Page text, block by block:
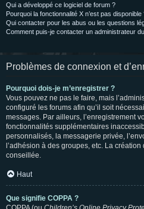
Qui a développé ce logiciel de forum ?
Pourquoi la fonctionnalité X n’est pas disponible
Qui contacter pour les abus ou les questions
Comment puis-je contacter un administrateur
Problèmes de connexion et
Pourquoi dois-je m’enregistrer ?
Vous pouvez ne pas le faire, mais
configuré les forums afin qu’il soit
messages. Par ailleurs, l’enregistrement
fonctionnalités supplémentaires
personnalisés, la messagerie privée,
l’adhésion à des groupes, etc. La
conseillée.
Haut
Que signifie COPPA ?